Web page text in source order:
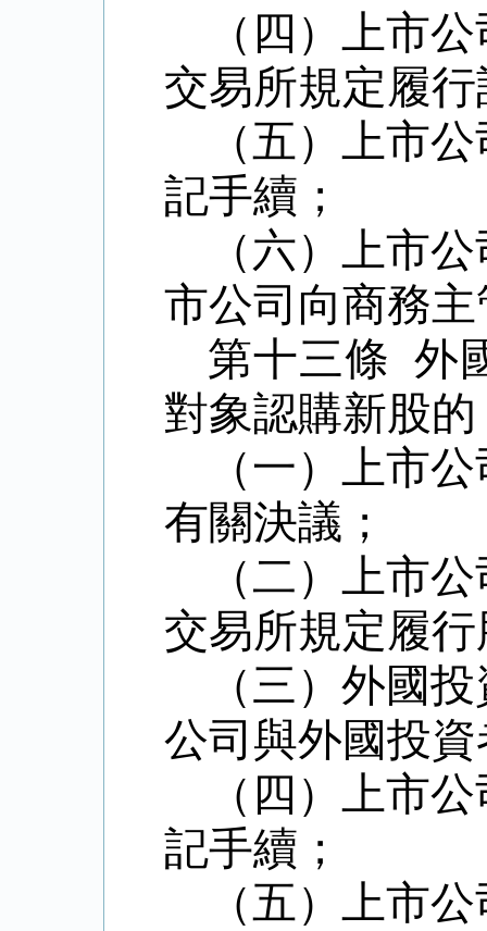
（四）上市
交易所規定履
（五）上市
記手續；
（六）上市
市公司向商務
第十三條 外
對象認購新股
（一）上市
有關決議；
（二）上市
交易所規定履
（三）外國
公司與外國投
（四）上市
記手續；
（五）上市